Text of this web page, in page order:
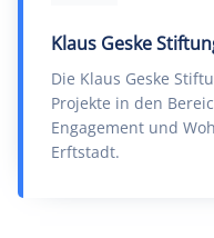
Klaus Geske
Die Klaus Geske
Projekte in den
Engagement und
Erftstadt.